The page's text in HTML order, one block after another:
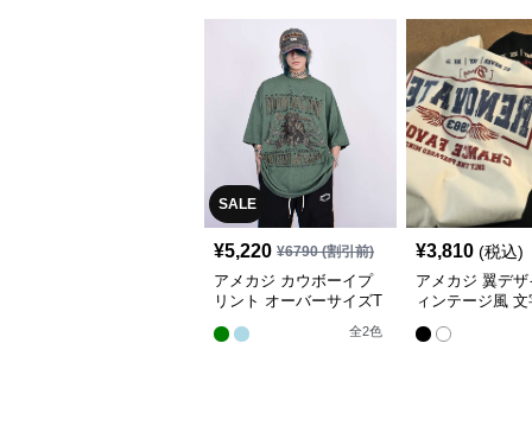
SALE
¥5,220 ¥6790(割引前)
アメカジ カウボーイプ
リント オーバーサイズT
全2色
¥3,810 (税込)
アメカジ 翼デ
ィンテージ風